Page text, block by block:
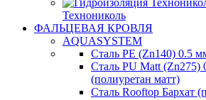
Технониколь
ФАЛЬЦЕВАЯ КРОВЛЯ
AQUASYSTEM
Сталь PE (Zn140) 0.5
Сталь PU Matt
(полиуретан матт)
Сталь Rooftop Бархат